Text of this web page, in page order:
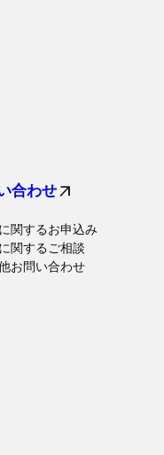
合わせarrow_outward
関するお申込み
関するご相談
お問い合わせ